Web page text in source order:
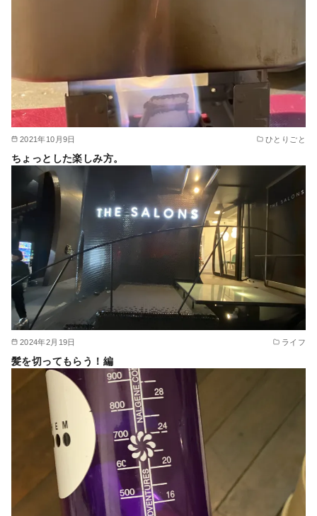
2021年10月9日 ひとりごと
ちょっとした楽しみ方。
2024年2月19日 ライフ
髪を切ってもらう！編